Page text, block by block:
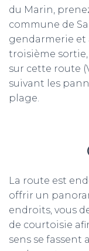
du Marin,
commune de
gendarmerie et
troisième
sur cette route
suivant les
plage.
La route est
offrir un
endroits, vous
de courtoisie
sens se fassent